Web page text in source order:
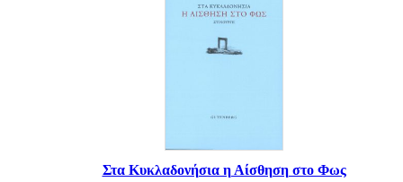
Στα Κυκλαδονήσια η Αίσθηση στο Φως